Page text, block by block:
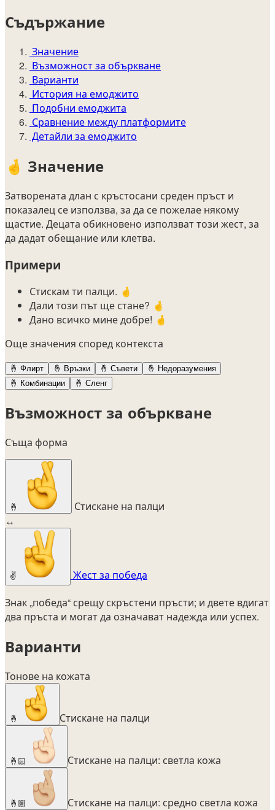
Съдържание
Значение
Възможност за объркване
Варианти
История на емоджито
Подобни емоджита
Сравнение между платформите
Детайли за емоджито
🤞 Значение
Затворената длан с кръстосани среден пръст и
показалец се използва, за да се пожелае някому
щастие. Децата обикновено използват този жест, за
да дадат обещание или клетва.
Примери
Стискам ти палци. 🤞
Дали този път ще стане? 🤞
Дано всичко мине добре! 🤞
Още значения според контекста
🤞 Флирт 🤞 Връзки 🤞 Съвети 🤞 Недоразумения
🤞 Комбинации 🤞 Сленг
Възможност за объркване
Съща форма
🤞
Стискане на палци
↔
✌️
Жест за победа
Знак „победа“ срещу скръстени пръсти; и двете вдигат
два пръста и могат да означават надежда или успех.
Варианти
Тонове на кожата
🤞 Стискане на палци
🤞🏻 Стискане на палци: светла кожа
🤞🏼 Стискане на палци: средно светла кожа